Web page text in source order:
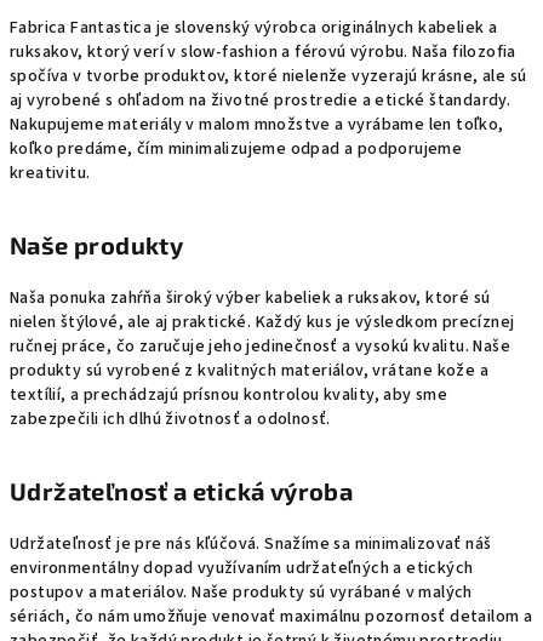
Fabrica Fantastica je slovenský výrobca originálnych kabeliek a
ruksakov, ktorý verí v slow-fashion a férovú výrobu. Naša filozofia
spočíva v tvorbe produktov, ktoré nielenže vyzerajú krásne, ale sú
aj vyrobené s ohľadom na životné prostredie a etické štandardy.
Nakupujeme materiály v malom množstve a vyrábame len toľko,
koľko predáme, čím minimalizujeme odpad a podporujeme
kreativitu.
Naše produkty
Naša ponuka zahŕňa široký výber kabeliek a ruksakov, ktoré sú
nielen štýlové, ale aj praktické. Každý kus je výsledkom precíznej
ručnej práce, čo zaručuje jeho jedinečnosť a vysokú kvalitu. Naše
produkty sú vyrobené z kvalitných materiálov, vrátane kože a
textílií, a prechádzajú prísnou kontrolou kvality, aby sme
zabezpečili ich dlhú životnosť a odolnosť.
Udržateľnosť a etická výroba
Udržateľnosť je pre nás kľúčová. Snažíme sa minimalizovať náš
environmentálny dopad využívaním udržateľných a etických
postupov a materiálov. Naše produkty sú vyrábané v malých
sériách, čo nám umožňuje venovať maximálnu pozornosť detailom a